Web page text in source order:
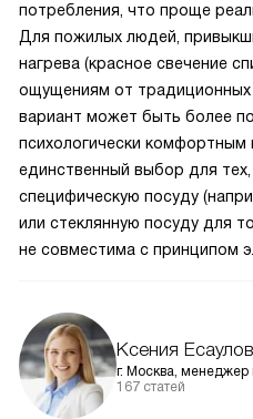
потребления, что проще
Для пожилых людей,
нагрева (красное свечение
ощущениям от традиционных
вариант может быть более
психологически комфортным
единственный выбор для тех,
специфическую посуду
или стеклянную посуду для
не совместима с принципом
Ксения
г. Москва, менеджер
167 статей